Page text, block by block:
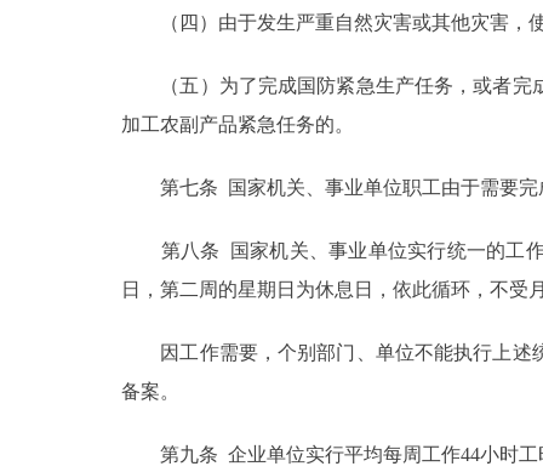
（四）由于发生严重自然灾害或其他灾害，
（五）为了完成国防紧急生产任务，或者完
加工农副产品紧急任务的。
第七条 国家机关、事业单位职工由于需要完
第八条 国家机关、事业单位实行统一的工作
日，第二周的星期日为休息日，依此循环，不受
因工作需要，个别部门、单位不能执行上述
备案。
第九条 企业单位实行平均每周工作44小时工